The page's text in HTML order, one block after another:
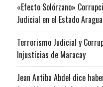
«Efecto Solórzano»
Judicial en el Estado Aragua
Terrorismo Judicial y
Injusticias de Maracay
Jean Antiba Abdel dice